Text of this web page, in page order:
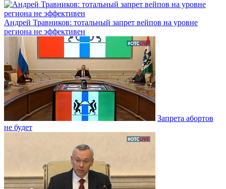
Андрей Травников: тотальный запрет вейпов на уровне
региона не эффективен
Запрета абортов
не будет